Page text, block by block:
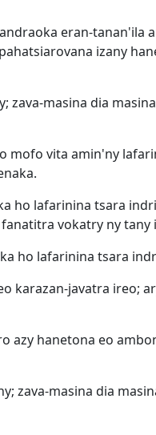
eran-tanan'ila
izany
masina dia
vita amin'ny
ho lafarinina tsara
vokatry ny tany
ho lafarinina tsara
karazan-javatra ireo;
azy hanetona eo
zava-masina dia